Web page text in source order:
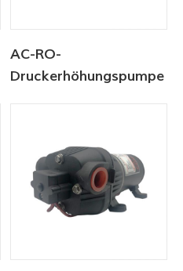
AC-RO-
Druckerhöhungspumpe